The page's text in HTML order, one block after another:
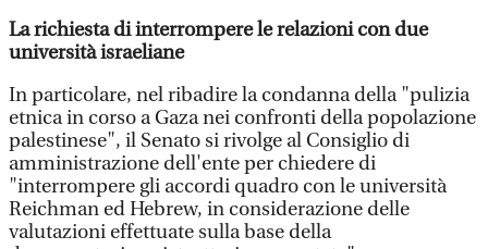
La richiesta di interrompere le relazioni con due
università israeliane
In particolare, nel ribadire la condanna della "pulizia
etnica in corso a Gaza nei confronti della popolazione
palestinese", il Senato si rivolge al Consiglio di
amministrazione dell'ente per chiedere di
"interrompere gli accordi quadro con le università
Reichman ed Hebrew, in considerazione delle
valutazioni effettuate sulla base della